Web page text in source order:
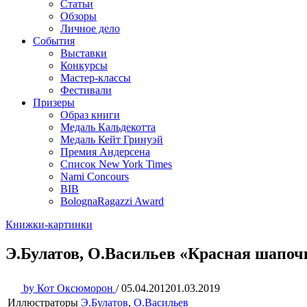
Статьи
Обзоры
Личное дело
События
Выставки
Конкурсы
Мастер-классы
Фестивали
Призеры
Образ книги
Медаль Кальдекотта
Медаль Кейт Гринуэй
Премия Андерсена
Список New York Times
Nami Concours
BIB
BolognaRagazzi Award
Книжки-картинки
Э.Булатов, О.Васильев «Красная
by Кот Оксюморон / 05.04.201201.03.2019
Иллюстраторы Э.Булатов, О.Васильев